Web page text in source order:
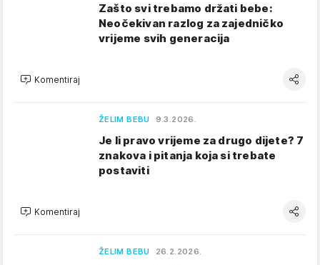
Zašto svi trebamo držati bebe:
Neočekivan razlog za zajedničko
vrijeme svih generacija
Komentiraj
ŽELIM BEBU 9.3.2026.
Je li pravo vrijeme za drugo dijete? 7
znakova i pitanja koja si trebate
postaviti
Komentiraj
ŽELIM BEBU 26.2.2026.